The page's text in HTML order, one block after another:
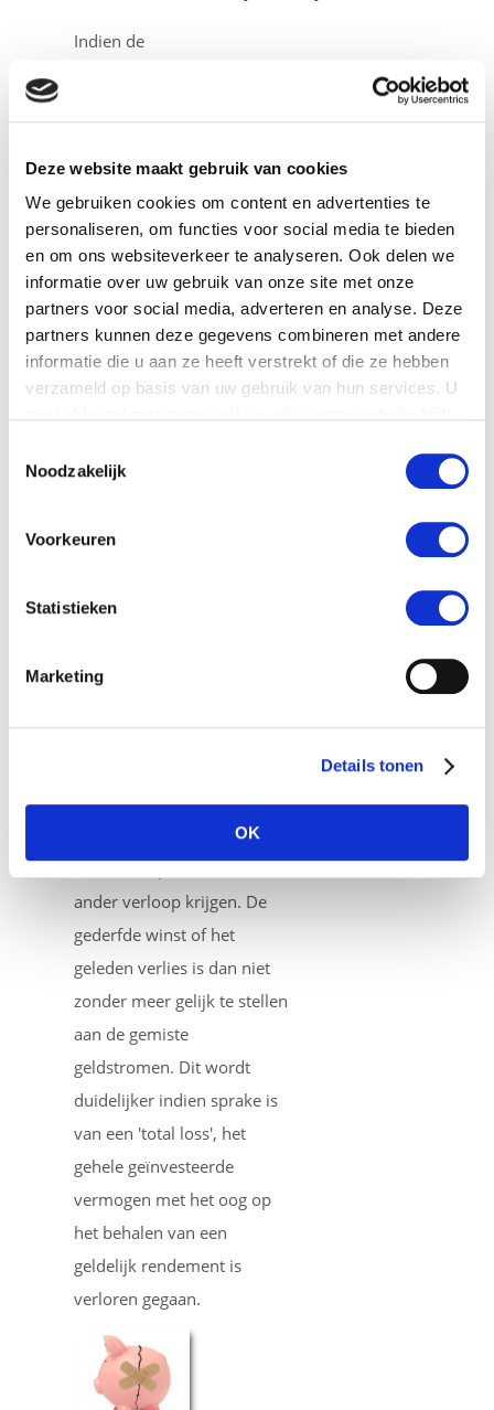
Deze website maakt gebruik van cookies
We gebruiken cookies om content en advertenties te
personaliseren, om functies voor social media te bieden
en om ons websiteverkeer te analyseren. Ook delen we
informatie over uw gebruik van onze site met onze
partners voor social media, adverteren en analyse. Deze
partners kunnen deze gegevens combineren met andere
informatie die u aan ze heeft verstrekt of die ze hebben
verzameld op basis van uw gebruik van hun services. U
Noodzakelijk
Voorkeuren
Statistieken
Marketing
Details tonen
OK
Indien de
terugval in resultaten,
zonder dat de
schadeveroorzakende
gebeurtenis zijn weerslag
heeft op geprognosticeerde
investeringen in
bedrijfsmiddelen en
met een boekhoudkundige
schade. Er wordt dan
winsten / geleden verliezen
schadebedrag.
investeringsplannen
wijzigingen ondergaan en
het werkkapitaal ook een
ander verloop krijgen. De
gederfde winst of het
geleden verlies is dan niet
zonder meer gelijk te stellen
aan de gemiste
geldstromen. Dit wordt
duidelijker indien sprake is
van een 'total loss', het
gehele geïnvesteerde
vermogen met het oog op
het behalen van een
geldelijk rendement is
verloren gegaan.